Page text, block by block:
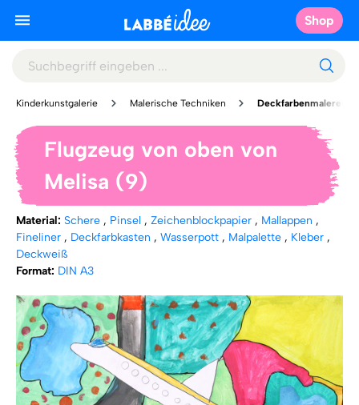
Shop
Kinderkunstgalerie Malerische Techniken Deckfarbenmalerei
Flugzeug von oben von
Melisa (9)
Material: Schere , Pinsel , Zeichenblockpapier , Mallappen ,
Fineliner , Deckfarbkasten , Wasserpott , Malpalette , Kleber ,
Deckweiß
Format: DIN A3